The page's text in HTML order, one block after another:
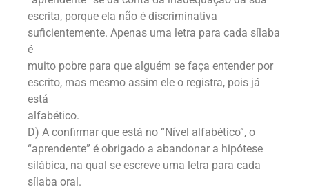
escrita, porque ela não é discriminativa
suficientemente. Apenas uma letra para cada sílaba
é
muito pobre para que alguém se faça entender por
escrito, mas mesmo assim ele o registra, pois já
está
alfabético.
D) A confirmar que está no “Nível alfabético”, o
“aprendente” é obrigado a abandonar a hipótese
silábica, na qual se escreve uma letra para cada
sílaba oral.